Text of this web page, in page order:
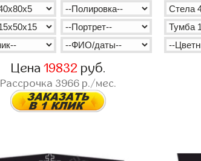
Цена 19832 руб.
Рассрочка 3966 р./мес.